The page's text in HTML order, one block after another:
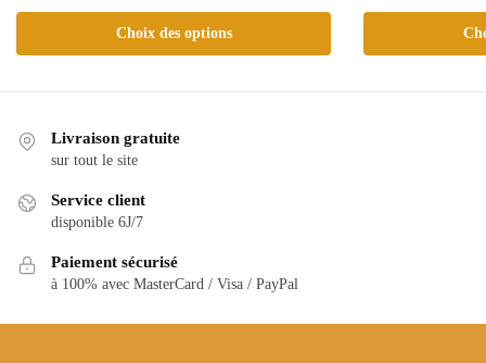
Choix des options
produit
options
être
choisies
sur
Ce
page
Livraison gratuite
sur tout le site
Service client
disponible 6J/7
Paiement sécurisé
à 100% avec MasterCard / Visa / PayPal